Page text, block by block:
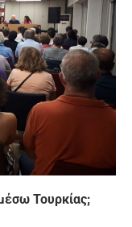
Τουρκίας;